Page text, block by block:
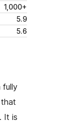
1,000+
5.9
5.6
fully
It is